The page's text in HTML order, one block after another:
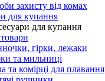
захисту від комах
для купання
для купання
гірки, лежаки
та мильниці
та комірці для плавання